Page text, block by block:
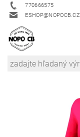
770666575
ESHOP@NOPOCB.CZ